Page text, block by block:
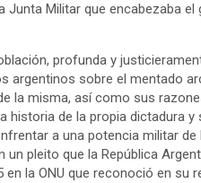
Militar que encabezaba el
profunda y
argentinos sobre el mentado
la misma, así como sus
historia de la propia dictadura y
a una potencia militar de
pleito que la República
la ONU que reconoció en su